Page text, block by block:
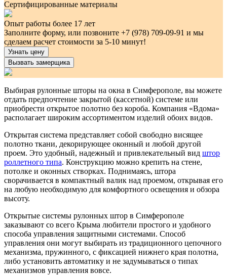
Сертифицированные материалы
Опыт работы более 17 лет
Заполните форму, или позвоните +7 (978) 709-09-91 и мы
сделаем расчет стоимости за 5-10 минут!
Узнать цену
Вызвать замерщика
Выбирая рулонные шторы на окна в Симферополе, вы можете
отдать предпочтение закрытой (кассетной) системе или
приобрести открытое полотно без короба. Компания «Вдома»
располагает широким ассортиментом изделий обоих видов.
Открытая система представляет собой свободно висящее
полотно ткани, декорирующее оконный и любой другой
проем. Это удобный, надежный и привлекательный вид штор
роллетного типа. Конструкцию можно крепить на стене,
потолке и оконных створках. Поднимаясь, штора
сворачивается в компактный валик над проемом, открывая его
на любую необходимую для комфортного освещения и обзора
высоту.
Открытые системы рулонных штор в Симферополе
заказывают со всего Крыма любители простого и удобного
способа управления защитными системами. Способ
управления они могут выбирать из традиционного цепочного
механизма, пружинного, с фиксацией нижнего края полотна,
либо установить автоматику и не задумываться о типах
механизмов управления вовсе.